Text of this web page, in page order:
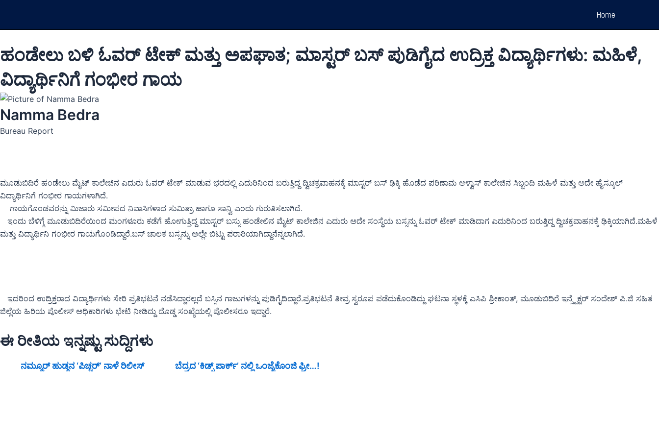
content
Home
ಹಂಡೇಲು ಬಳಿ ಓವರ್ ಟೇಕ್ ಮತ್ತು ಅಪಘಾತ; ಮಾಸ್ಟರ್ ಬಸ್ ಪುಡಿಗೈದ ಉದ್ರಿಕ್ತ ವಿದ್ಯಾರ್ಥಿಗಳು: ಮಹಿಳೆ,
ವಿದ್ಯಾರ್ಥಿನಿಗೆ ಗಂಭೀರ ಗಾಯ
Namma Bedra
Bureau Report
ಮೂಡುಬಿದಿರೆ ಹಂಡೇಲು ಮೈಟ್ ಕಾಲೇಜಿನ ಎದುರು ಓವರ್ ಟೇಕ್ ಮಾಡುವ ಭರದಲ್ಲಿ ಎದುರಿನಿಂದ ಬರುತ್ತಿದ್ದ ದ್ವಿಚಕ್ರವಾಹನಕ್ಕೆ ಮಾಸ್ಟರ್ ಬಸ್ ಢಿಕ್ಕಿ ಹೊಡೆದ ಪರಿಣಾಮ ಆಳ್ವಾಸ್ ಕಾಲೇಜಿನ ಸಿಬ್ಬಂದಿ ಮಹಿಳೆ ಮತ್ತು ಅದೇ ಹೈಸ್ಕೂಲ್
ವಿದ್ಯಾರ್ಥಿನಿಗೆ ಗಂಭೀರ ಗಾಯಗಳಾಗಿದೆ.
ಗಾಯಗೊಂಡವರನ್ನು ಮಿಜಾರು ಸಮೀಪದ ನಿವಾಸಿಗಳಾದ ಸುಮಿತ್ರಾ ಹಾಗೂ ಸಾನ್ವಿ ಎಂದು ಗುರುತಿಸಲಾಗಿದೆ.
ಇಂದು ಬೆಳಿಗ್ಗೆ ಮೂಡುಬಿದಿರೆಯಿಂದ ಮಂಗಳೂರು ಕಡೆಗೆ ಹೋಗುತ್ತಿದ್ದ ಮಾಸ್ಟರ್ ಬಸ್ಸು ಹಂಡೇಲಿನ ಮೈಟ್ ಕಾಲೇಜಿನ ಎದುರು ಅದೇ ಸಂಸ್ಥೆಯ ಬಸ್ಸನ್ನು ಓವರ್ ಟೇಕ್ ಮಾಡಿದಾಗ ಎದುರಿನಿಂದ ಬರುತ್ತಿದ್ದ ದ್ವಿಚಕ್ರವಾಹನಕ್ಕೆ ಢಿಕ್ಕಿಯಾಗಿದೆ.ಮಹಿಳೆ
ಮತ್ತು ವಿದ್ಯಾರ್ಥಿನಿ ಗಂಭೀರ ಗಾಯಗೊಂಡಿದ್ದಾರೆ‌.ಬಸ್ ಚಾಲಕ ಬಸ್ಸನ್ನು ಅಲ್ಲೇ ಬಿಟ್ಟು ಪರಾರಿಯಾಗಿದ್ದಾನೆನ್ನಲಾಗಿದೆ.
ಇದರಿಂದ ಉದ್ರಿಕ್ತರಾದ ವಿದ್ಯಾರ್ಥಿಗಳು ಸೇರಿ ಪ್ರತಿಭಟನೆ ನಡೆಸಿದ್ದಾರಲ್ಲದೆ ಬಸ್ಸಿನ ಗಾಜುಗಳನ್ನು ಪುಡಿಗೈದಿದ್ದಾರೆ.ಪ್ರತಿಭಟನೆ ತೀವ್ರ ಸ್ವರೂಪ ಪಡೆದುಕೊಂಡಿದ್ದು ಘಟನಾ ಸ್ಥಳಕ್ಕೆ ಎಸಿಪಿ ಶ್ರೀಕಾಂತ್, ಮೂಡುಬಿದಿರೆ ಇನ್ಸ್ಪೆಕ್ಟರ್ ಸಂದೇಶ್ ಪಿ.ಜಿ ಸಹಿತ
ಜಿಲ್ಲೆಯ ಹಿರಿಯ ಪೊಲೀಸ್ ಅಧಿಕಾರಿಗಳು ಭೇಟಿ ನೀಡಿದ್ದು ದೊಡ್ಡ ಸಂಖ್ಯೆಯಲ್ಲಿ ಪೊಲೀಸರೂ ಇದ್ದಾರೆ.
ಈ ರೀತಿಯ ಇನ್ನಷ್ಟು ಸುದ್ದಿಗಳು
ನಮ್ಮೂರ್ ಹುಡ್ಗನ ‘ಪಿಚ್ಚರ್’ ನಾಳೆ ರಿಲೀಸ್ ಬೆದ್ರದ ‘ಕಿಡ್ಸ್ ಪಾರ್ಕ್’ ನಲ್ಲಿ ಒಂಜೈಕೊಂಜಿ ಫ್ರೀ…!